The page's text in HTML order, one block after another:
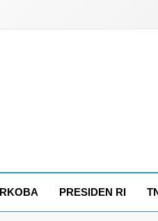
PRESIDEN RI